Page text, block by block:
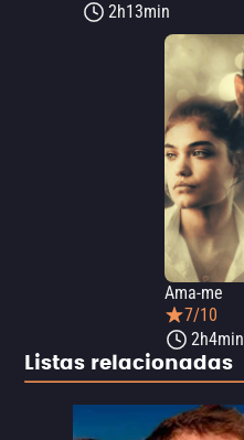
2h13min
Ama-me
7/10
2h4min
Listas relacionadas